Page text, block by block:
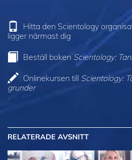
Hitta den Scientology
ligger närmast dig
Beställ boken Scientology:
Onlinekursen till Scientology:
grunder
RELATERADE AVSNITT